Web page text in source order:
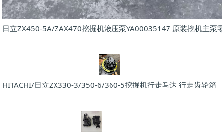
日立ZX450-5A/ZAX470挖掘机液压泵YA00035147 原装挖机主泵
HITACHI/日立ZX330-3/350-6/360-5挖掘机行走马达 行走齿轮箱
Komatsu小松PC300/350-6主泵提升器708-2H-03211